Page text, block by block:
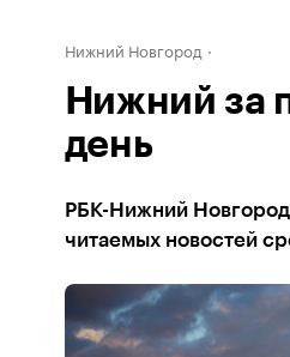
Нижний Новгород
Нижний за
день
РБК-Нижний Новгород
читаемых новостей